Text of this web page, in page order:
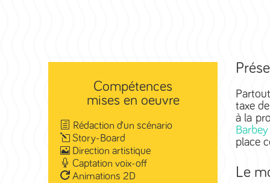
Compétences
mises en oeuvre
Rédaction d’un scénario
Story-Board
Direction artistique
Captation voix-off
Animations 2D
taxe
à la
place
Le